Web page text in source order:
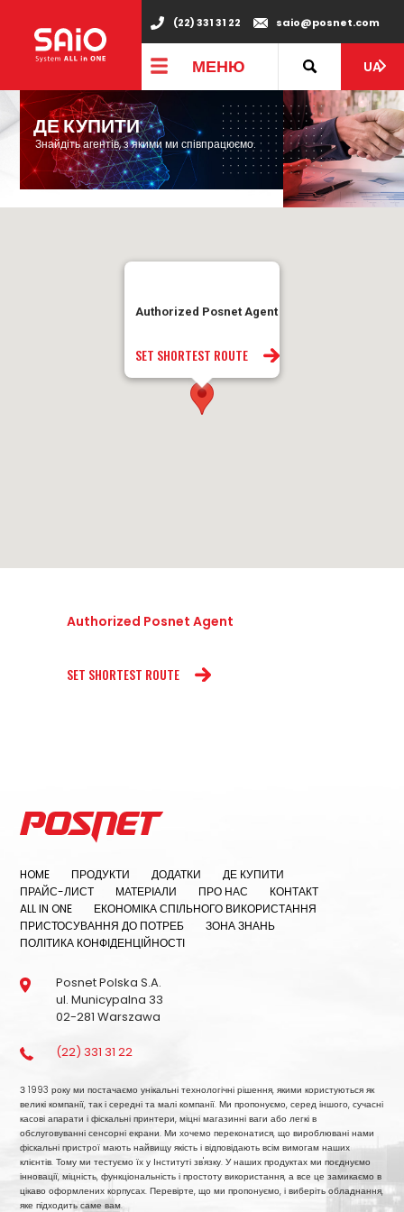
(22) 331 31 22 saio@posnet.com
МЕНЮ UA
ДЕ КУПИТИ
Знайдіть агентів, з якими ми співпрацюємо.
Authorized Posnet Agent
SET SHORTEST ROUTE
Authorized Posnet Agent
SET SHORTEST ROUTE
HOME ПРОДУКТИ ДОДАТКИ
ДЕ КУПИТИ
ПРАЙС-ЛИСТ
МАТЕРІАЛИ ПРО НАС
КОНТАКТ
ALL IN ONE
ЕКОНОМІКА СПІЛЬНОГО ВИКОРИСТАННЯ
ПРИСТОСУВАННЯ ДО ПОТРЕБ
ЗОНА ЗНАНЬ
ПОЛІТИКА КОНФІДЕНЦІЙНОСТІ
Posnet Polska S.A.
ul. Municypalna 33
02-281 Warszawa
(22) 331 31 22
З 1993 року ми постачаємо унікальні технологічні рішення, якими користуються як
великі компанії, так і середні та малі компанії. Ми пропонуємо, серед іншого, сучасні
касові апарати і фіскальні принтери, міцні магазинні ваги або легкі в
обслуговуванні сенсорні екрани. Ми хочемо переконатися, що вироблювані нами
фіскальні пристрої мають найвищу якість і відповідають всім вимогам наших
клієнтів. Тому ми тестуємо їх у Інституті зв'язку. У наших продуктах ми поєднуємо
інновації, міцність, функціональність і простоту використання, а все це замикаємо в
цікаво оформлених корпусах. Перевірте, що ми пропонуємо, і виберіть обладнання,
яке підходить саме вам.